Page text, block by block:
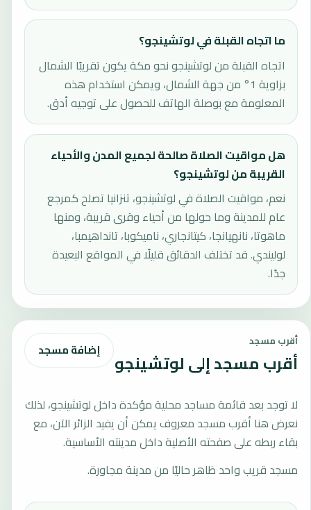
ما اتجاه القبلة في لوتشينجو؟
اتجاه القبلة من لوتشينجو نحو مكة يكون تقريبًا الشمال
بزاوية 1° من جهة الشمال، ويمكن استخدام هذه
المعلومة مع بوصلة الهاتف للحصول على توجيه أدق.
هل مواقيت الصلاة صالحة لجميع المدن والأحياء
القريبة من لوتشينجو؟
نعم، مواقيت الصلاة في لوتشينجو، تنزانيا تصلح كمرجع
عام للمدينة وما حولها من أحياء وقرى قريبة، ومنها
ماهوتا، نانهيانجا، كيتانجاري، ناميكوبا، تانداهيمبا،
لوليندي. قد تختلف الدقائق قليلًا في المواقع البعيدة
جدًا.
أقرب مسجد
أقرب مسجد إلى لوتشينجو إضافة مسجد
لا توجد بعد قائمة مساجد محلية مؤكدة داخل لوتشينجو، لذلك
نعرض هنا أقرب مسجد معروف يمكن أن يفيد الزائر الآن، مع
بقاء ربطه على صفحته الأصلية داخل مدينته الأساسية.
مسجد قريب واحد ظاهر حاليًا من مدينة مجاورة.